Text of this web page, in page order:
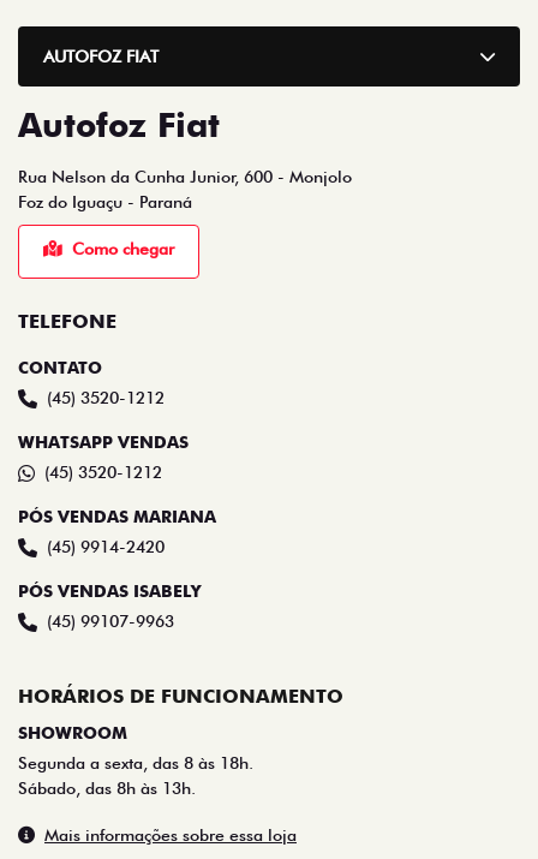
AUTOFOZ FIAT
Autofoz Fiat
Rua Nelson da Cunha Junior, 600 - Monjolo
Foz do Iguaçu - Paraná
Como chegar
TELEFONE
CONTATO
(45) 3520-1212
WHATSAPP VENDAS
(45) 3520-1212
PÓS VENDAS MARIANA
(45) 9914-2420
PÓS VENDAS ISABELY
(45) 99107-9963
HORÁRIOS DE FUNCIONAMENTO
SHOWROOM
Segunda a sexta, das 8 às 18h.
Sábado, das 8h às 13h.
Mais informações sobre essa loja